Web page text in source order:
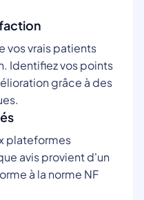
vos vrais patients
Identifiez vos points
grâce à des
plateformes
avis provient d'un
à la norme NF